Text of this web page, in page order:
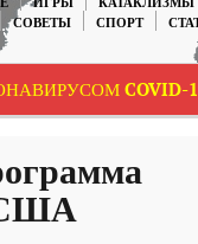
СОВЕТЫ СПОРТ
COVID-
США